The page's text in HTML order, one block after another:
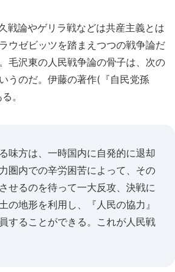
戦論やゲリラ戦などは共産主義とは
ウゼビッツを踏まえつつの戦争論だ
毛沢東の人民戦争論の骨子は、次の
うのだ。伊藤の著作(『自民党孫
。
味方は、一時国内に自発的に退却
圏内での辛労困苦によって、その
せるのを待って一大反攻、決戦に
の地形を利用し、『人民の協力』
することができる。これが人民戦